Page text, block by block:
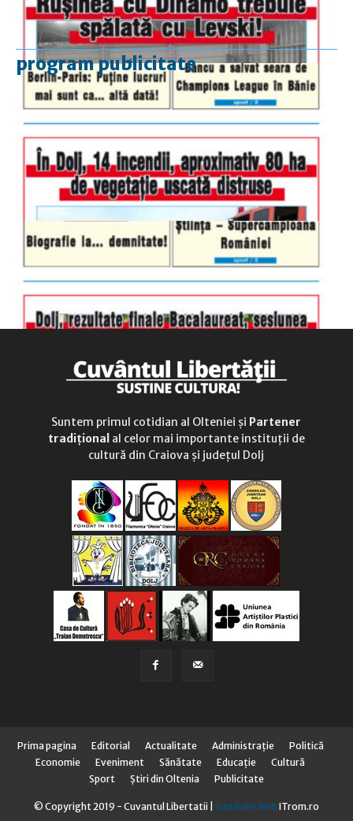
program publicitate
luni-vineri
9.00 - 17.00
duminică
9.00 - 12.00
Suntem primul cotidian al Olteniei și Partener
tradițional al celor mai importante instituții de
cultură din Craiova și județul Dolj
Prima pagina Editorial Actualitate Administraţie
Politică
Economie
Eveniment Sănătate Educaţie
Cultură
Sport
Știri din Oltenia Publicitate
© Copyright 2019 - Cuvantul Libertatii | Gazduire Web ITrom.ro